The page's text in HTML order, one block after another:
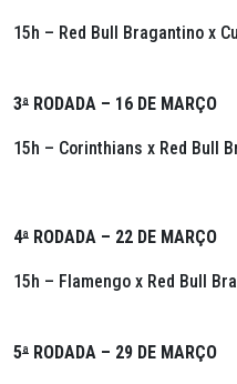
15h – Red Bull Bragantino x
3ª RODADA – 16 DE MARÇO
15h – Corinthians x Red Bull
4ª RODADA – 22 DE MARÇO
15h – Flamengo x Red Bull
5ª RODADA – 29 DE MARÇO